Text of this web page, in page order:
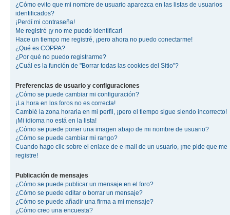
¿Cómo evito que mi nombre de usuario aparezca en las listas de usuarios
identificados?
¡Perdí mi contraseña!
Me registré ¡y no me puedo identificar!
Hace un tiempo me registré, ¡pero ahora no puedo conectarme!
¿Qué es COPPA?
¿Por qué no puedo registrarme?
¿Cuál es la función de "Borrar todas las cookies del Sitio"?
Preferencias de usuario y configuraciones
¿Cómo se puede cambiar mi configuración?
¡La hora en los foros no es correcta!
Cambié la zona horaria en mi perfil, ¡pero el tiempo sigue siendo incorrecto!
¡Mi idioma no está en la lista!
¿Cómo se puede poner una imagen abajo de mi nombre de usuario?
¿Cómo se puede cambiar mi rango?
Cuando hago clic sobre el enlace de e-mail de un usuario, ¡me pide que me
registre!
Publicación de mensajes
¿Cómo se puede publicar un mensaje en el foro?
¿Cómo se puede editar o borrar un mensaje?
¿Cómo se puede añadir una firma a mi mensaje?
¿Cómo creo una encuesta?